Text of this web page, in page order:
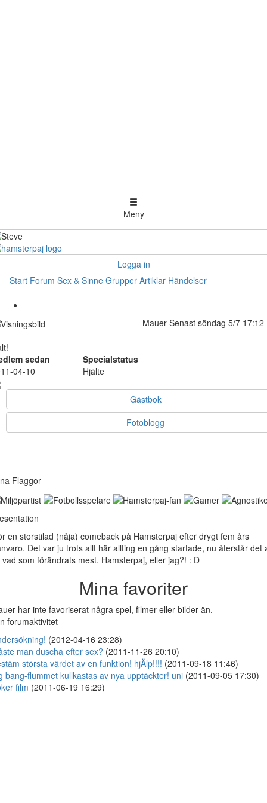
Meny
Logga in
Start Forum Sex & Sinne Grupper Artiklar Händelser
Mauer Senast söndag 5/7 17:12
sedan
Specialstatus
04-10
Hjälte
Gästbok
Fotoblogg
Flaggor
en storstilad (nåja) comeback på Hamsterpaj efter drygt fem års
Det var ju trots allt här allting en gång startade, nu återstår det
vad som förändrats mest. Hamsterpaj, eller jag?! : D
Mina favoriter
har inte favoriserat några spel, filmer eller bilder än.
forumaktivitet
(2012-04-16 23:28)
man duscha efter sex? (2011-11-26 20:10)
största värdet av en funktion! hjÄlp!!!! (2011-09-18 11:46)
bang-flummet kullkastas av nya upptäckter! uni (2011-09-05 17:30)
film (2011-06-19 16:29)